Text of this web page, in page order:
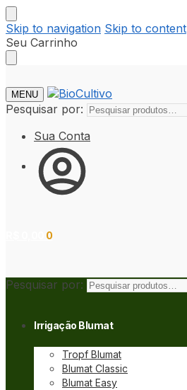
Skip to navigation Skip to content
Seu Carrinho
MENU
Pesquisar por:
Sua Conta
0
Pesquisar por:
Irrigação Blumat
Tropf Blumat
Blumat Classic
Blumat Easy